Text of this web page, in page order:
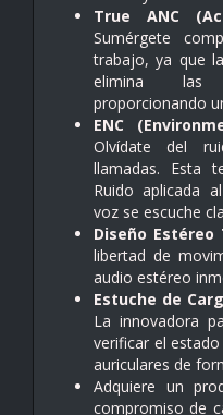
True ANC
Sumérgete
trabajo, ya que
elimina las
proporcionando
ENC
Olvídate del
llamadas. Esta
Ruido aplicada
voz se escuche
Diseño Estéreo
libertad de
audio estéreo
Estuche de
La innovadora
verificar el
auriculares de
Adquiere un
compromiso de